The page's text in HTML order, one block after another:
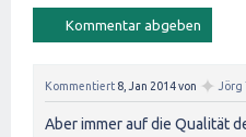
Kommentiert 8, Jan 2014von ✦ Jörg
Aber immer auf die Qualität